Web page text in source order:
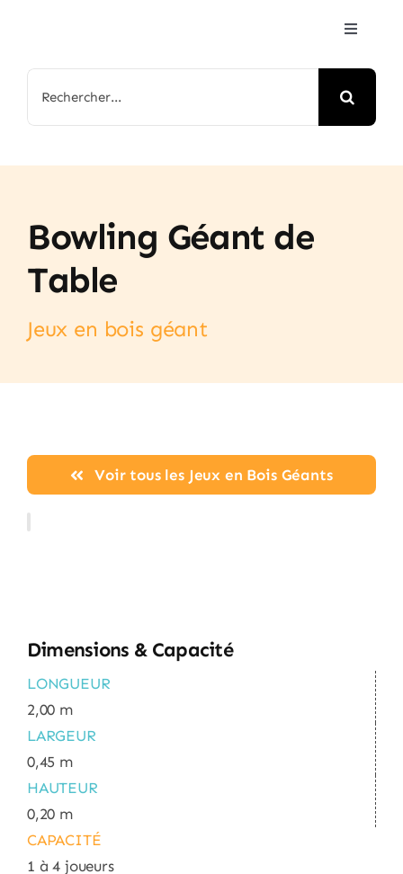
contenu
Toggle
Accueil
Arbre de Noël
Bowling Géant de
Table
Jeux en bois géant
Voir tous les Jeux en Bois Géants
Dimensions & Capacité
LONGUEUR
2,00 m
LARGEUR
0,45 m
HAUTEUR
0,20 m
CAPACITÉ
1 à 4 joueurs